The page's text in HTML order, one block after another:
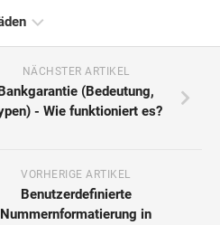
NÄCHSTER ARTIKEL
(Bedeutung,
- Wie funktioniert es?
VORHERIGE ARTIKEL
Benutzerdefinierte
Nummernformatierung in